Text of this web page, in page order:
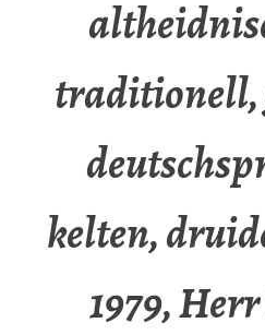
traditionell,
kelten,
1979,